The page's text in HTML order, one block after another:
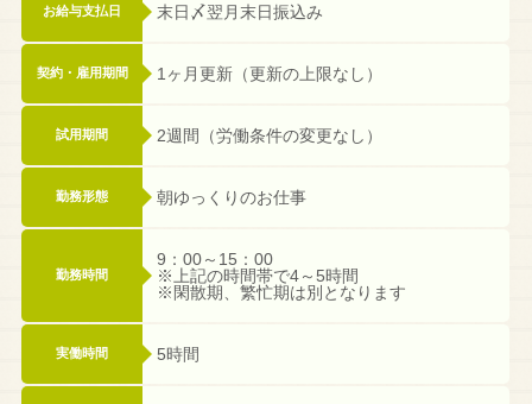
お給与支払日 末日〆翌月末日振込み
契約・雇用期間 1ヶ月更新（更新の上限なし）
試用期間 2週間（労働条件の変更なし）
勤務形態 朝ゆっくりのお仕事
勤務時間
9：00～15：00
※上記の時間帯で4～5時間
※閑散期、繁忙期は別となります
実働時間 5時間